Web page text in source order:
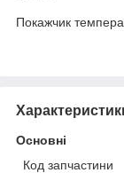
Покажчик
Основні
Код запчастини